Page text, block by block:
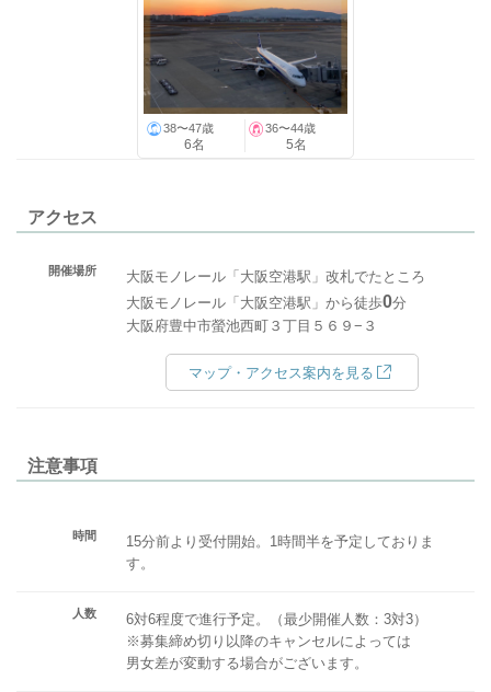
38〜47歳
6名
36〜44歳
5名
アクセス
開催場所
大阪モノレール「大阪空港駅」改札でたところ
大阪モノレール「大阪空港駅」から徒歩0分
大阪府豊中市螢池西町３丁目５６９−３
マップ・アクセス案内を見る
注意事項
時間
15分前より受付開始。1時間半を予定しておりま
す。
人数
6対6程度で進行予定。（最少開催人数：3対3）
※募集締め切り以降のキャンセルによっては
男女差が変動する場合がございます。